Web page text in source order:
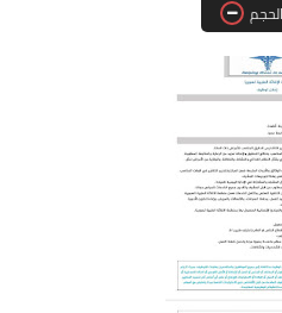
فرص عمل في العراق
فرص عمل في اليمن
دورات تدريبية
الحجم